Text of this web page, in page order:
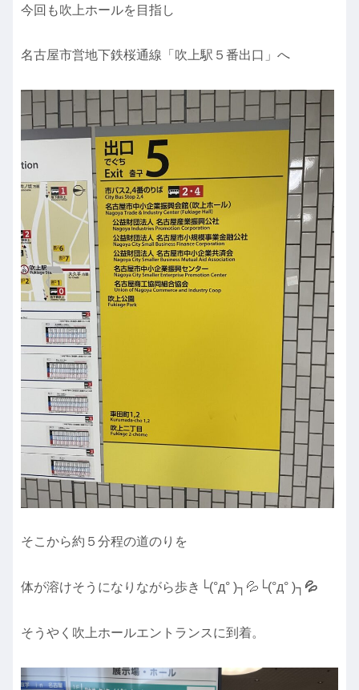
今回も吹上ホールを目指し
名古屋市営地下鉄桜通線「吹上駅５番出口」へ
そこから約５分程の道のりを
体が溶けそうになりながら歩き└(°д° )┐💦└(°д° )┐ 💦
そうやく吹上ホールエントランスに到着。